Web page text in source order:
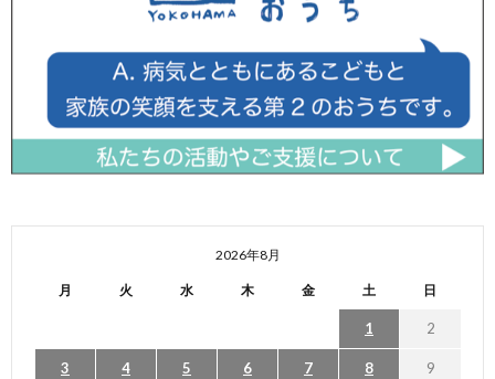
2026年8月
月 火 水 木 金 土 日
1 2
3 4 5 6 7 8 9